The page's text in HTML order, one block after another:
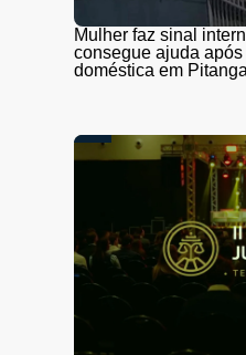
Mulher faz sinal
consegue ajuda
doméstica em Pitanga